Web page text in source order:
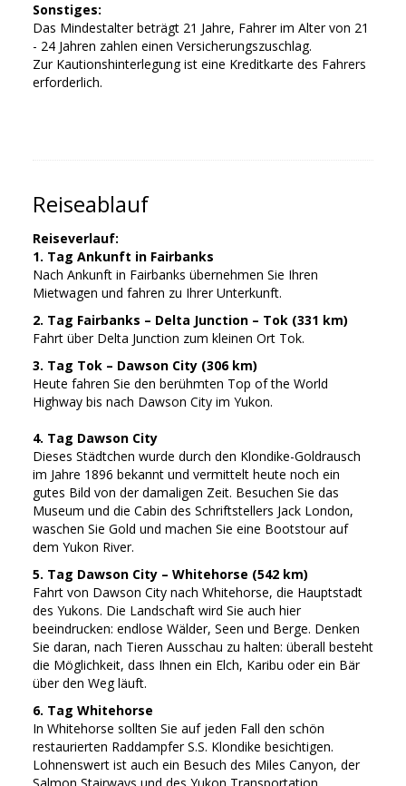
Sonstiges:
Das Mindestalter beträgt 21 Jahre, Fahrer im Alter von 21
- 24 Jahren zahlen einen Versicherungszuschlag.
Zur Kautionshinterlegung ist eine Kreditkarte des Fahrers
erforderlich.
Reiseablauf
Reiseverlauf:
1. Tag Ankunft in Fairbanks
Nach Ankunft in Fairbanks übernehmen Sie Ihren
Mietwagen und fahren zu Ihrer Unterkunft.
2. Tag Fairbanks – Delta Junction – Tok (331 km)
Fahrt über Delta Junction zum kleinen Ort Tok.
3. Tag Tok – Dawson City (306 km)
Heute fahren Sie den berühmten Top of the World
Highway bis nach Dawson City im Yukon.
4. Tag Dawson City
Dieses Städtchen wurde durch den Klondike-Goldrausch
im Jahre 1896 bekannt und vermittelt heute noch ein
gutes Bild von der damaligen Zeit. Besuchen Sie das
Museum und die Cabin des Schriftstellers Jack London,
waschen Sie Gold und machen Sie eine Bootstour auf
dem Yukon River.
5. Tag Dawson City – Whitehorse (542 km)
Fahrt von Dawson City nach Whitehorse, die Hauptstadt
des Yukons. Die Landschaft wird Sie auch hier
beeindrucken: endlose Wälder, Seen und Berge. Denken
Sie daran, nach Tieren Ausschau zu halten: überall besteht
die Möglichkeit, dass Ihnen ein Elch, Karibu oder ein Bär
über den Weg läuft.
6. Tag Whitehorse
In Whitehorse sollten Sie auf jeden Fall den schön
restaurierten Raddampfer S.S. Klondike besichtigen.
Lohnenswert ist auch ein Besuch des Miles Canyon, der